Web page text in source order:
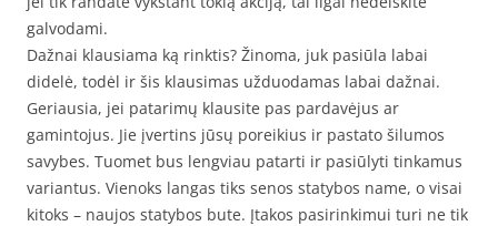
galvodami.
Dažnai klausiama ką rinktis? Žinoma, juk pasiūla labai
didelė, todėl ir šis klausimas užduodamas labai dažnai.
Geriausia, jei patarimų klausite pas pardavėjus ar
gamintojus. Jie įvertins jūsų poreikius ir pastato šilumos
savybes. Tuomet bus lengviau patarti ir pasiūlyti tinkamus
variantus. Vienoks langas tiks senos statybos name, o visai
kitoks – naujos statybos bute. Įtakos pasirinkimui turi ne tik